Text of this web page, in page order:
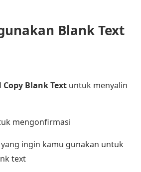
Blank Text
Copy Blank Text untuk menyalin
mengonfirmasi
ingin kamu gunakan untuk
text